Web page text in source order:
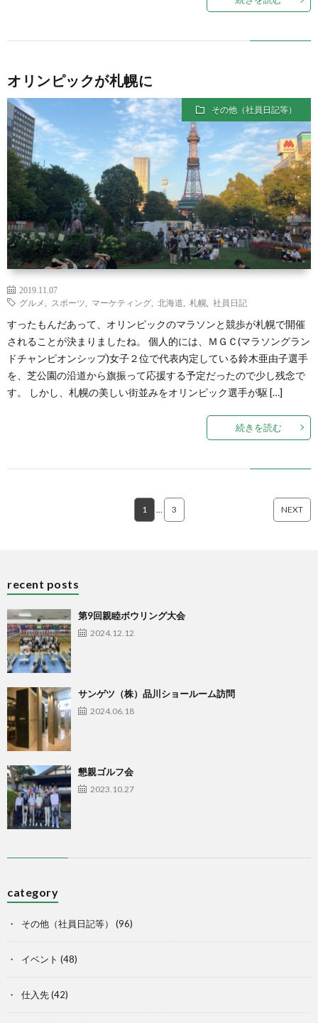
オリンピックが札幌に
その他（社員日記等）
2019.11.07
グルメ
スポーツ マーケティング 北海道 札幌 社員日記
すったもんだあって、オリンピックのマラソンと競歩が札幌で開催
されることが決まりましたね。 個人的には、ＭＧＣ(マラソングラン
ドチャンピオンシップ)女子２位で代表内定している鈴木亜由子選手
を、芝公園の沿道から旗振って応援する予定だったので少し残念で
す。 しかし、札幌の美しい街並みをオリンピック選手が駆 […]
続きを読む
1 3 NEXT
recent posts
第9回親睦ボウリング大会
2024.12.12
サンゲツ（株）品川ショールーム訪問
2024.06.18
懇親ゴルフ会
2023.10.27
category
その他（社員日記等） (96)
イベント (48)
仕入先(42)